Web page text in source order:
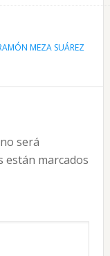
MEZA SUÁREZ
será
están marcados